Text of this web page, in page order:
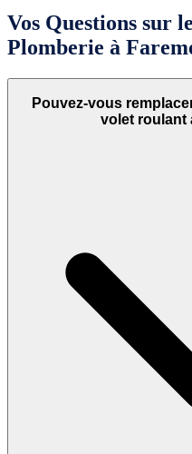
Vos Questions sur
Plomberie à
Pouvez-vous
volet roulant